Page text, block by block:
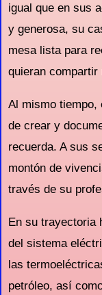
igual que en sus
y generosa, su
mesa lista para
quieran
Al mismo tiempo,
de crear y
recuerda. A sus
montón de
través de su
En su trayectoria
del sistema
las
petróleo, así